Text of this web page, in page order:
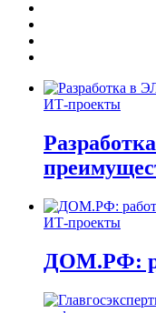
ИТ-проекты
ИТ-проекты
ДОМ.РФ: